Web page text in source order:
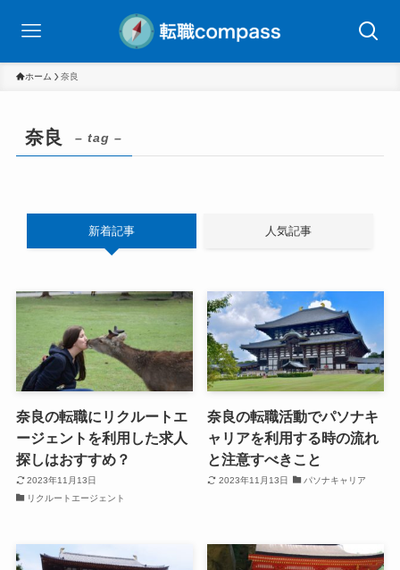
ホーム 奈良
奈良 – tag –
新着記事 人気記事
奈良の転職にリクルートエ
ージェントを利用した求人
探しはおすすめ？
2023年11月13日
リクルートエージェント
奈良の転職活動でパソナキ
ャリアを利用する時の流れ
と注意すべきこと
2023年11月13日 パソナキャリア